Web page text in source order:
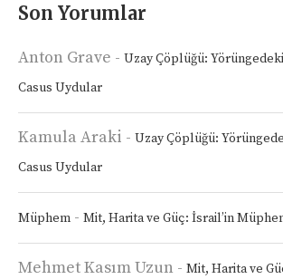
Son Yorumlar
Anton Grave - Uzay Çöplüğü: Yörüngedeki
Casus Uydular
Kamula Araki - Uzay Çöplüğü:
Casus Uydular
Müphem - Mit, Harita ve Güç: İsrail’in
Mehmet Kasım Uzun - Mit, Harita ve